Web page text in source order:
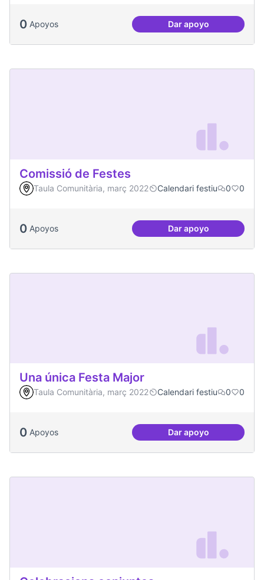
0 Apoyos Dar apoyoAniversari de Can
Comissió de Festes
Taula Comunitària, març 2022 Calendari festiu 0 0
0 Apoyos Dar apoyoComissió de
Una única Festa Major
Taula Comunitària, març 2022 Calendari festiu 0 0
0 Apoyos Dar apoyoUna única Festa